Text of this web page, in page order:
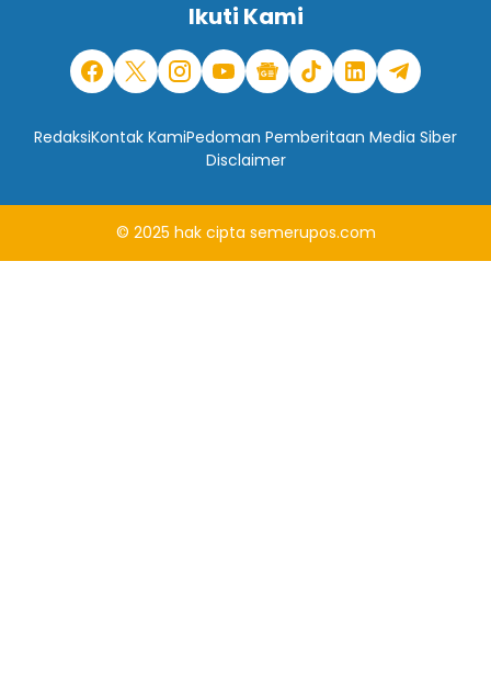
Ikuti Kami
RedaksiKontak KamiPedoman Pemberitaan Media Siber
Disclaimer
© 2025 hak cipta semerupos.com